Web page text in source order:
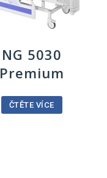
NG 5030
Premium
ČTĚTE VÍCE